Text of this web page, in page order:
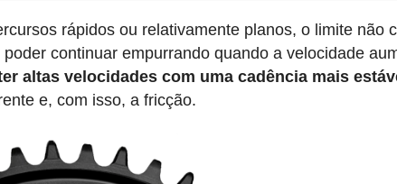
rápidos ou relativamente planos, o limite não
continuar empurrando quando a velocidade
altas velocidades com uma cadência mais
e, com isso, a fricção.